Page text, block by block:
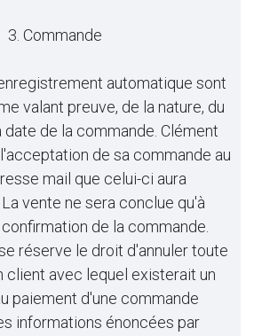
3. Commande
automatique sont
valant preuve, de la nature, du
de la commande. Clément
de sa commande au
mail que celui-ci aura
vente ne sera conclue qu'à
de la commande.
réserve le droit d'annuler toute
client avec lequel existerait un
paiement d'une commande
informations énoncées par